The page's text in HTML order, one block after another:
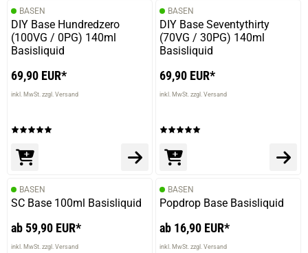
BASEN
DIY Base Hundredzero
(100VG / 0PG) 140ml
Basisliquid
69,90 EUR*
inkl. MwSt. zzgl. Versand
BASEN
DIY Base Seventythirty
(70VG / 30PG) 140ml
Basisliquid
69,90 EUR*
inkl. MwSt. zzgl. Versand
BASEN
SC Base 100ml Basisliquid
ab 59,90 EUR*
inkl. MwSt. zzgl. Versand
BASEN
Popdrop Base Basisliquid
ab 16,90 EUR*
inkl. MwSt. zzgl. Versand